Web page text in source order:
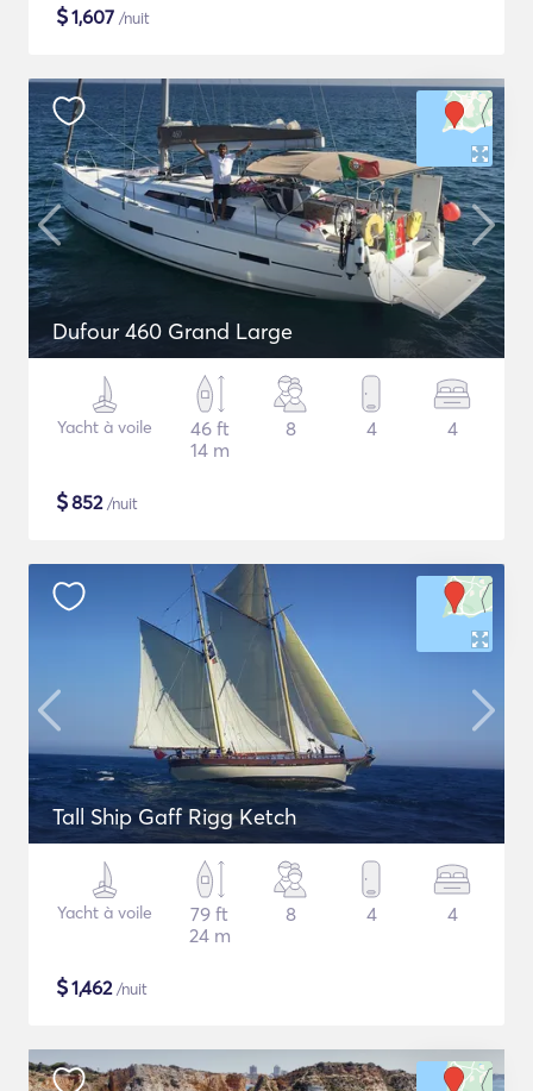
$1,607 /nuit
Dufour 460 Grand Large
Yacht à voile
46 ft
14 m
8 4 4
$852/nuit
Tall Ship Gaff Rigg Ketch
Yacht à voile
79 ft
24 m
8 4 4
$1,462/nuit